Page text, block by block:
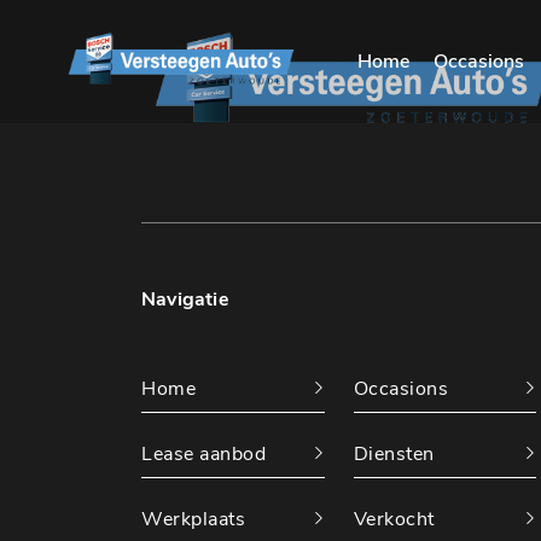
Home Occasions
Navigatie
Home Occasions
Lease aanbod Diensten
Werkplaats Verkocht